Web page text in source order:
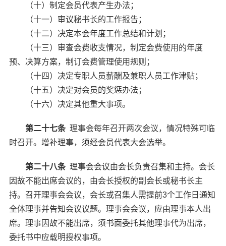
（十）制定会员代表产生办法；
（十一）审议秘书长的工作报告；
（十二）决定本会年度工作总结和计划；
（十三）审查会费收支情况，制定会费使用的年度
预、决算方案，制订会费管理使用规则；
（十四）决定专职人员薪酬及兼职人员工作津贴；
（十五）决定对会员的奖惩办法；
（十六）决定其他重大事项。
第二十七条理事会每年召开两次会议，情况特殊可临
时召开。增补理事，须经会员代表大会选举。
第二十八条理事会会议由会长负责召集和主持。会长
因故不能出席会议的，由会长授权的副会长或秘书长主
持。召开理事会会议，会长或召集人需提前3个工作日通知
全体理事并告知会议议题。理事会会议，应由理事本人出
席。理事因故不能出席，须书面委托其他理事代为出席，
委托书中应载明授权事项。